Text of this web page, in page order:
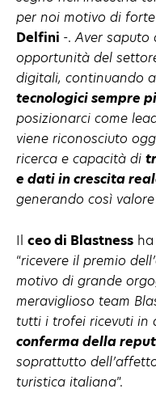
per noi motivo di
Delfini -.Aver saputo
opportunità del
digitali, continuando a
tecnologici sempre
posizionarci come
viene riconosciuto
ricerca e capacità di
e dati in crescita
generando così
Il ceo di Blastness
“ricevere il premio
motivo di grande
meraviglioso team
tutti i trofei ricevuti in
conferma della
soprattutto
turistica italiana”.